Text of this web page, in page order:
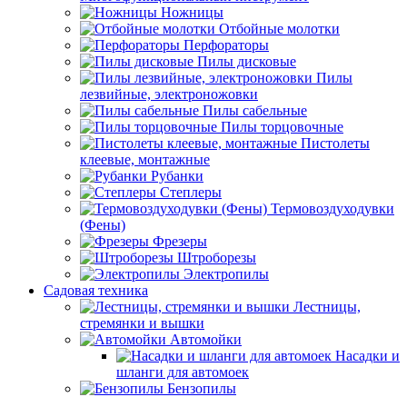
Ножницы
Отбойные молотки
Перфораторы
Пилы дисковые
Пилы
лезвийные, электроножовки
Пилы сабельные
Пилы торцовочные
Пистолеты
клеевые, монтажные
Рубанки
Степлеры
Термовоздуходувки
(Фены)
Фрезеры
Штроборезы
Электропилы
Садовая техника
Лестницы,
стремянки и вышки
Автомойки
Насадки и
шланги для автомоек
Бензопилы